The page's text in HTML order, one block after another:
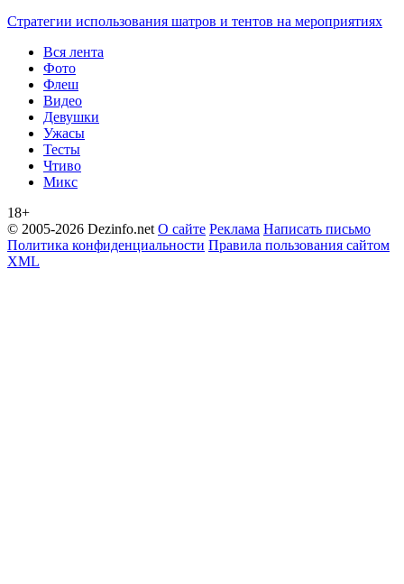
Стратегии использования шатров и тентов на мероприятиях
Вся лента
Фото
Флеш
Видео
Девушки
Ужасы
Тесты
Чтиво
Микс
18+
© 2005-2026 Dezinfo.net О сайте Реклама Написать письмо
Политика конфиденциальности Правила пользования сайтом
XML